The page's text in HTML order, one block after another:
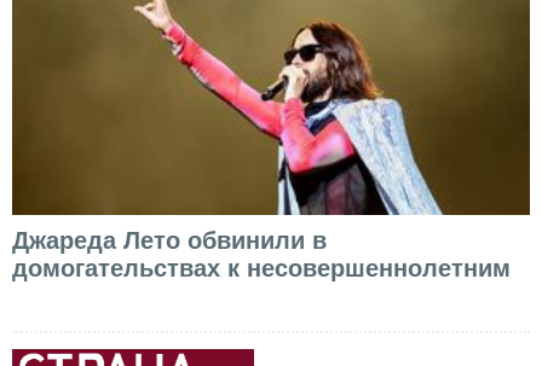
Джареда Лето обвинили в
домогательствах к несовершеннолетним